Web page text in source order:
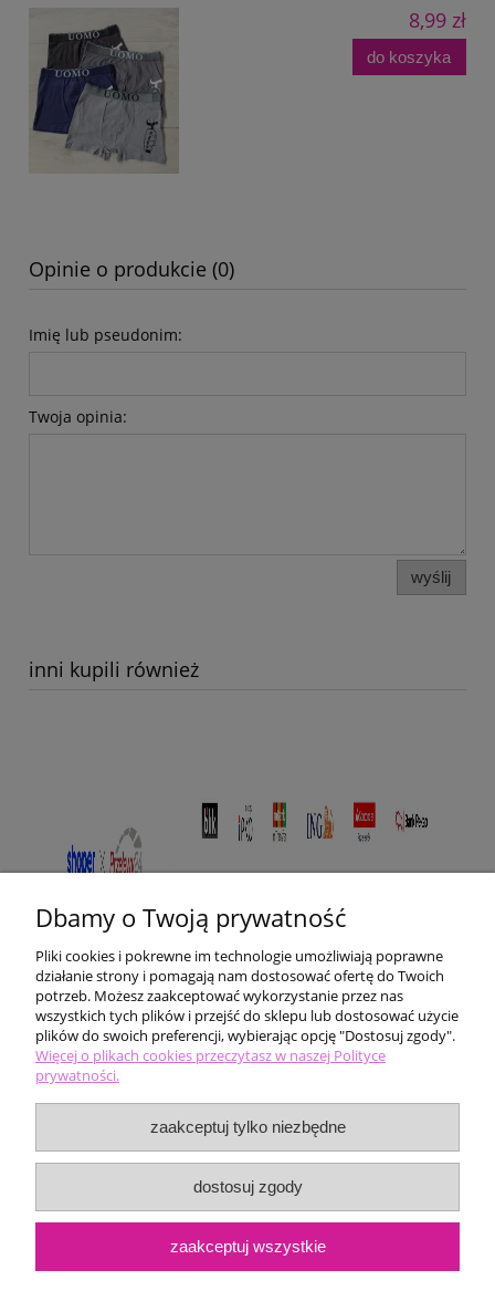
8,99 zł
do koszyka
Opinie o produkcie (0)
Imię lub pseudonim:
Twoja opinia:
wyślij
inni kupili również
Pomoc
Moje konto
Płatności i dostawa
Informacje
O nas
Dbamy o Twoją prywatność
Pliki cookies i pokrewne im technologie umożliwiają poprawne
działanie strony i pomagają nam dostosować ofertę do Twoich
potrzeb. Możesz zaakceptować wykorzystanie przez nas
wszystkich tych plików i przejść do sklepu lub dostosować użycie
plików do swoich preferencji, wybierając opcję "Dostosuj zgody".
Więcej o plikach cookies przeczytasz w naszej Polityce
prywatności.
zaakceptuj tylko niezbędne
dostosuj zgody
zaakceptuj wszystkie